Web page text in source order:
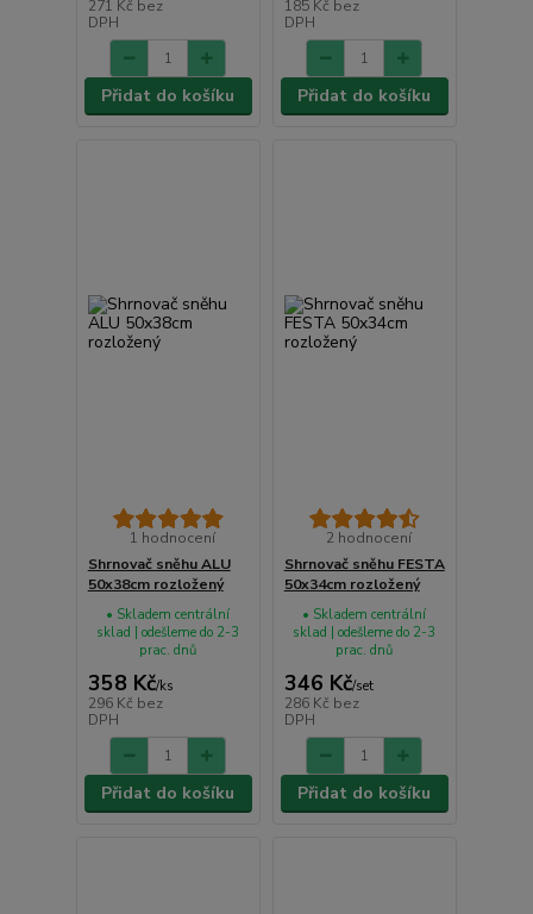
271 Kč bez
DPH
Přidat do košíku
185 Kč bez
DPH
Přidat do košíku
1 hodnocení
Shrnovač sněhu ALU
50x38cm rozložený
358 Kč/ks
296 Kč bez
DPH
• Skladem centrální
sklad | odešleme do 2-3
prac. dnů
Přidat do košíku
2 hodnocení
Shrnovač sněhu FESTA
50x34cm rozložený
346 Kč/set
286 Kč bez
DPH
• Skladem centrální
sklad | odešleme do 2-3
prac. dnů
Přidat do košíku